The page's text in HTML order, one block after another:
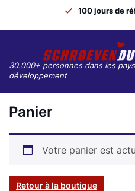
100 jours de
30.000+ personnes dans les
développement
Panier
Votre panier est
Retour à la boutique